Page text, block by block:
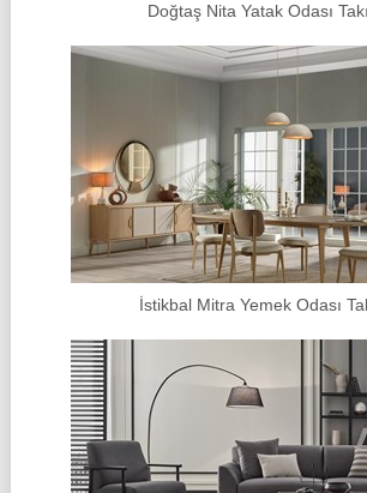
Doğtaş Nita Yatak Odası
İstikbal Mitra Yemek Odası